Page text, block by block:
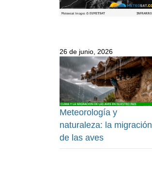
26 de junio, 2026
Meteorología y
naturaleza: la migración
de las aves